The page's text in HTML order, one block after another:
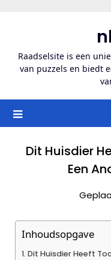
inhoudRaadselsite is een
van puzzels en biedt
Dit Huisdier
Een
Inhoudsopgave
Dit Huisdier Heeft